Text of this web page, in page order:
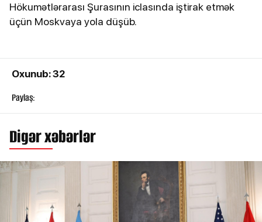
Hökumətlərarası Şurasının iclasında iştirak etmək
üçün Moskvaya yola düşüb.
Oxunub: 32
Paylaş:
Digər xəbərlər